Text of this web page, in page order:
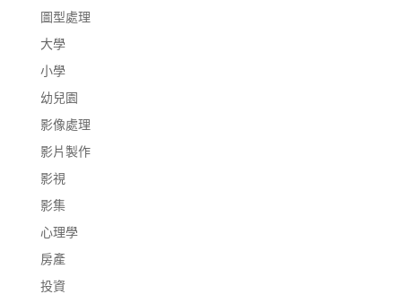
圖型處理
大學
小學
幼兒園
影像處理
影片製作
影視
影集
心理學
房產
投資